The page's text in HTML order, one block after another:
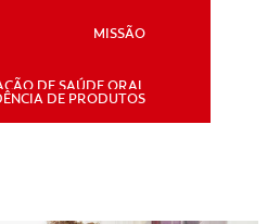
MISSÃO
DE SAÚDE ORAL
DE PRODUTOS